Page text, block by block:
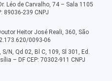
Léo de Carvalho, 74 – Sala 1105
89036-239 CNPJ
Heitor José Reali, 360, São
0093-06
N, Qd 02, Bl C, 109, Sl 301, Ed.
– DF CEP: 70302-911 CNPJ